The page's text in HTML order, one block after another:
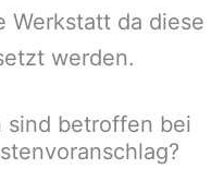
Werkstatt da diese
werden.
sind betroffen bei